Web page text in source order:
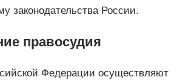
законодательства России.
правосудия
Федерации осуществляют